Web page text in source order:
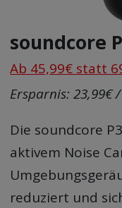
soundcore
Ab 45,99€ statt
Ersparnis: 23,99€
Die soundcore
aktivem Noise
reduziert und